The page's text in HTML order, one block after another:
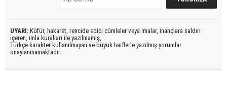
UYARI: Küfür, hakaret, rencide edici cümleler veya imalar, inançlara saldırı
içeren, imla kuralları ile yazılmamış,
Türkçe karakter kullanılmayan ve büyük harflerle yazılmış yorumlar
onaylanmamaktadır.